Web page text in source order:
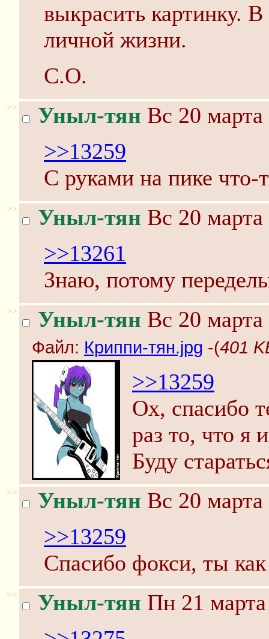
выкрасить картинку.
личной жизни.
С.О.
>> Уныл-тян Вс 20
>>13259
С руками на пике что-
>> Уныл-тян Вс 20
>>13261
Знаю, потому
>> Уныл-тян Вс 20
Файл: Криппи-тян.jpg -(401
>>13259
Ох, спасибо
раз то, что я
Буду
>> Уныл-тян Вс 20
>>13259
Спасибо фокси, ты как
>> Уныл-тян Пн 21